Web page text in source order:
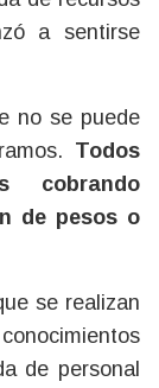
a sentirse
no se puede
Todos
cobrando
de pesos o
se realizan
de personal